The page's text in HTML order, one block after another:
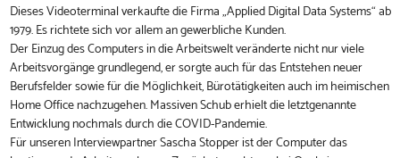
Dieses Videoterminal verkaufte die Firma „Applied Digital Data Systems“ ab
1979. Es richtete sich vor allem an gewerbliche Kunden.
Der Einzug des Computers in die Arbeitswelt veränderte nicht nur viele
Arbeitsvorgänge grundlegend, er sorgte auch für das Entstehen neuer
Berufsfelder sowie für die Möglichkeit, Bürotätigkeiten auch im heimischen
Home Office nachzugehen. Massiven Schub erhielt die letztgenannte
Entwicklung nochmals durch die COVID-Pandemie.
Für unseren Interviewpartner Sascha Stopper ist der Computer das